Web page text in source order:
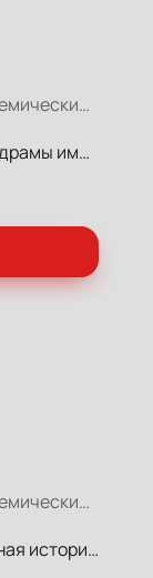
Ростов-на-Дону, Ростовский Академический Театр Драмы, Большая сцена
Ростовский академический театр драмы имени Максима Горького готовит премьеру спектакля «Мнимый больной» по пьесе классика мировой драматургии Мольера в постановке главного режиссера театра Геннадия Шапошникова.
Ростов-на-Дону, Ростовский Академический Театр Драмы, Малая сцена
Смешная и трогательная комедийная история, сочиненную по мотивам давних спектаклей — уже ставших историей, многими забытых, но живых в памяти артистов, видевших эти спектакли на сцене Ростовской драмы.